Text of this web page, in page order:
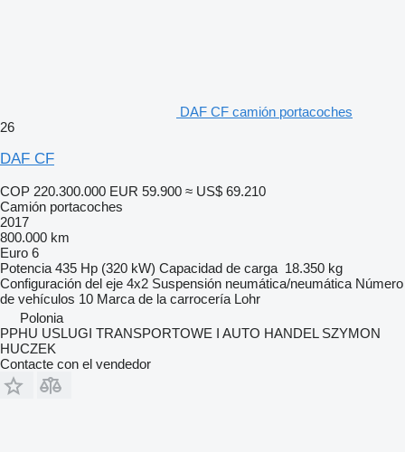
DAF CF camión portacoches
26
DAF CF
COP 220.300.000 EUR 59.900 ≈ US$ 69.210
Camión portacoches
2017
800.000 km
Euro 6
Potencia 435 Hp (320 kW) Capacidad de carga 18.350 kg
Configuración del eje 4x2 Suspensión neumática/neumática Número
de vehículos 10 Marca de la carrocería Lohr
Polonia
PPHU USLUGI TRANSPORTOWE I AUTO HANDEL SZYMON
HUCZEK
Contacte con el vendedor